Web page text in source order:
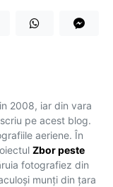
2008, iar din vara
pe acest blog.
aeriene. În
Zbor peste
fotografiez din
munți din țara